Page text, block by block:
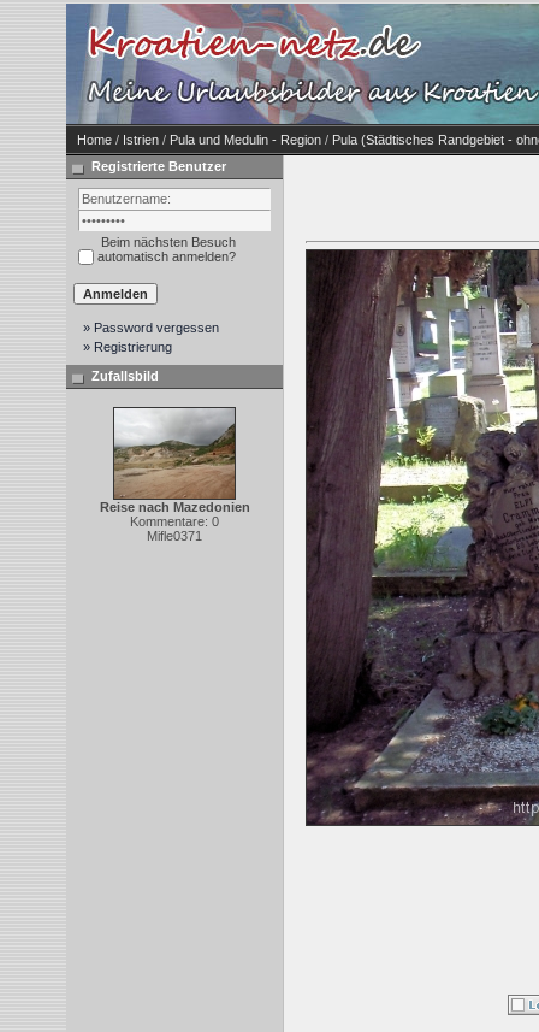
Home / Istrien / Pula und Medulin - Region / Pula (Städtisches Randgebiet -
Registrierte Benutzer
Beim nächsten Besuch
automatisch anmelden?
» Password vergessen
» Registrierung
Zufallsbild
Reise nach Mazedonien
Kommentare: 0
Mifle0371